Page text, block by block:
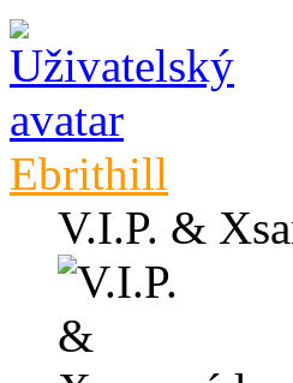
Ebrithill
V.I.P. &